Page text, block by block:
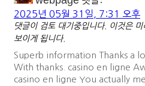
2025년 05월 31일, 7:31 오후
댓글이 검토 대기중입니다. 이것은
보이게 됩니다.
Superb information Thanks a
With thanks. casino en ligne
casino en ligne You actually